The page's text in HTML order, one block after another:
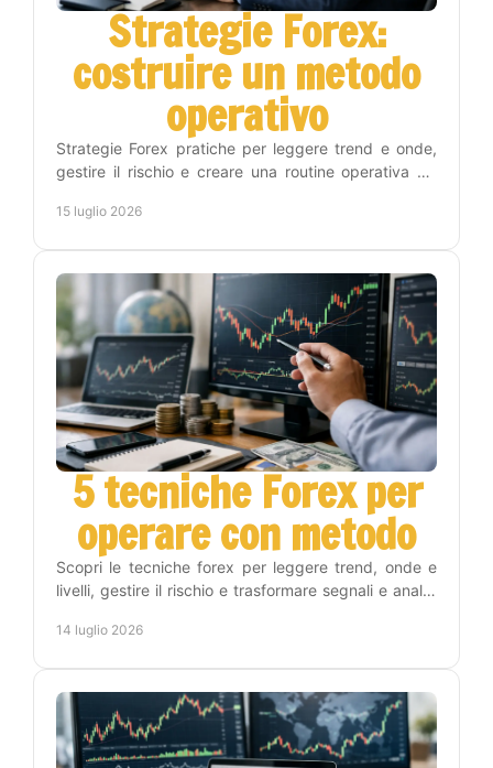
Strategie Forex:
costruire un metodo
operativo
Strategie Forex pratiche per leggere trend e onde,
gestire il rischio e creare una routine operativa sui
15 luglio 2026
5 tecniche Forex per
operare con metodo
Scopri le tecniche forex per leggere trend, onde e
livelli, gestire il rischio e trasformare segnali e analisi
14 luglio 2026